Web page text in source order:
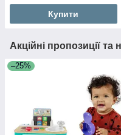
Купити
Акційні пропозиції та
–25%